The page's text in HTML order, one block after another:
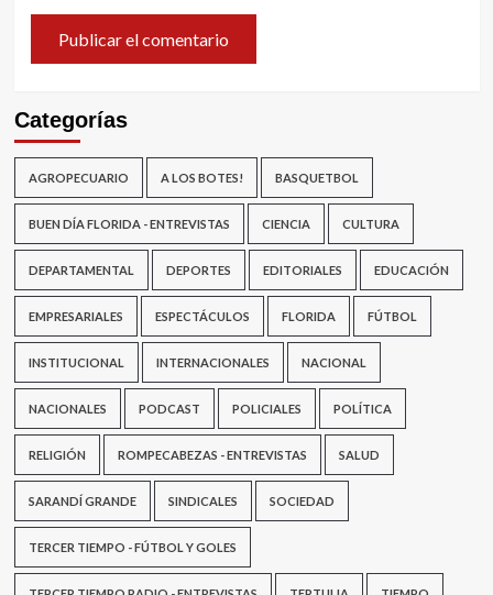
Categorías
AGROPECUARIO A LOS BOTES! BASQUETBOL
BUEN DÍA FLORIDA - ENTREVISTAS CIENCIA CULTURA
DEPARTAMENTAL DEPORTES EDITORIALES EDUCACIÓN
EMPRESARIALES ESPECTÁCULOS FLORIDA FÚTBOL
INSTITUCIONAL INTERNACIONALES NACIONAL
NACIONALES PODCAST POLICIALES POLÍTICA
RELIGIÓN ROMPECABEZAS - ENTREVISTAS SALUD
SARANDÍ GRANDE SINDICALES SOCIEDAD
TERCER TIEMPO - FÚTBOL Y GOLES